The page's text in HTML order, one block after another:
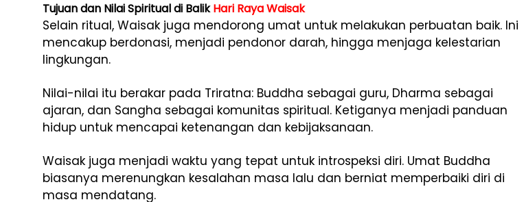
Tujuan dan Nilai Spiritual di BalikHari Raya Waisak
Selain ritual, Waisak juga mendorong umat untuk melakukan perbuatan baik. Ini
mencakup berdonasi, menjadi pendonor darah, hingga menjaga kelestarian
lingkungan.
Nilai-nilai itu berakar pada Triratna: Buddha sebagai guru, Dharma sebagai
ajaran, dan Sangha sebagai komunitas spiritual. Ketiganya menjadi panduan
hidup untuk mencapai ketenangan dan kebijaksanaan.
Waisak juga menjadi waktu yang tepat untuk introspeksi diri. Umat Buddha
biasanya merenungkan kesalahan masa lalu dan berniat memperbaiki diri di
masa mendatang.